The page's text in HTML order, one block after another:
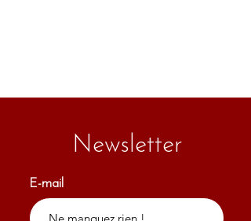
Newsletter
E-mail